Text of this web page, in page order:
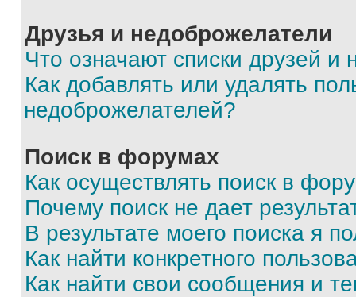
Друзья и недоброжелатели
Что означают списки друзей и
Как добавлять или удалять
недоброжелателей?
Поиск в форумах
Как осуществлять поиск в
Почему поиск не дает
В результате моего поиска я
Как найти конкретного
Как найти свои сообщения и